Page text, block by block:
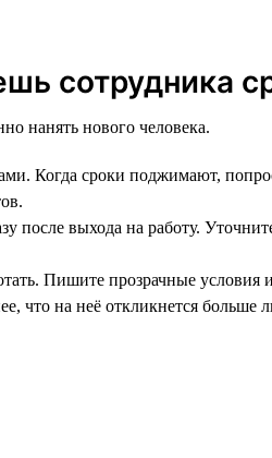
сотрудника
нанять нового человека.
Когда сроки поджимают,
после выхода на работу.
Пишите прозрачные
что на неё откликнется больше